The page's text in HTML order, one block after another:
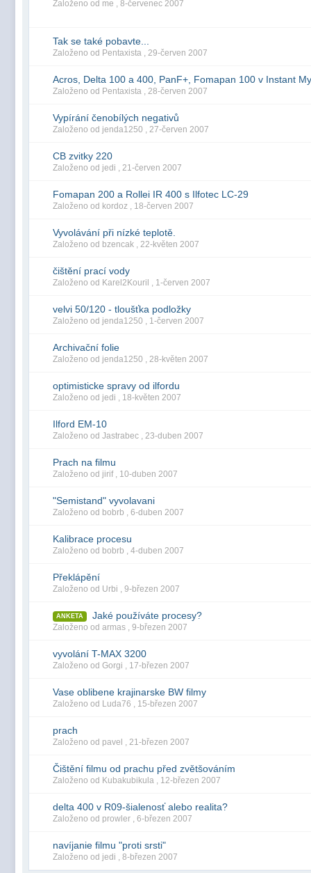
Založeno od me , 8-červenec 2007
Tak se také pobavte...
Založeno od Pentaxista , 29-červen 2007
Acros, Delta 100 a 400, PanF+, Fomapan 100 v Instant
Založeno od Pentaxista , 28-červen 2007
Vypírání čenobílých negativů
Založeno od jenda1250 , 27-červen 2007
CB zvitky 220
Založeno od jedi , 21-červen 2007
Fomapan 200 a Rollei IR 400 s Ilfotec LC-29
Založeno od kordoz , 18-červen 2007
Vyvolávání při nízké teplotě.
Založeno od bzencak , 22-květen 2007
čištění prací vody
Založeno od Karel2Kouril , 1-červen 2007
velvi 50/120 - tloušťka podložky
Založeno od jenda1250 , 1-červen 2007
Archivační folie
Založeno od jenda1250 , 28-květen 2007
optimisticke spravy od ilfordu
Založeno od jedi , 18-květen 2007
Ilford EM-10
Založeno od Jastrabec , 23-duben 2007
Prach na filmu
Založeno od jirif , 10-duben 2007
"Semistand" vyvolavani
Založeno od bobrb , 6-duben 2007
Kalibrace procesu
Založeno od bobrb , 4-duben 2007
Překlápění
Založeno od Urbi , 9-březen 2007
ANKETA Jaké používáte procesy?
Založeno od armas , 9-březen 2007
vyvolání T-MAX 3200
Založeno od Gorgi , 17-březen 2007
Vase oblibene krajinarske BW filmy
Založeno od Luda76 , 15-březen 2007
prach
Založeno od pavel , 21-březen 2007
Čištění filmu od prachu před zvětšováním
Založeno od Kubakubikula , 12-březen 2007
delta 400 v R09-šialenosť alebo realita?
Založeno od prowler , 6-březen 2007
navíjanie filmu "proti srsti"
Založeno od jedi , 8-březen 2007